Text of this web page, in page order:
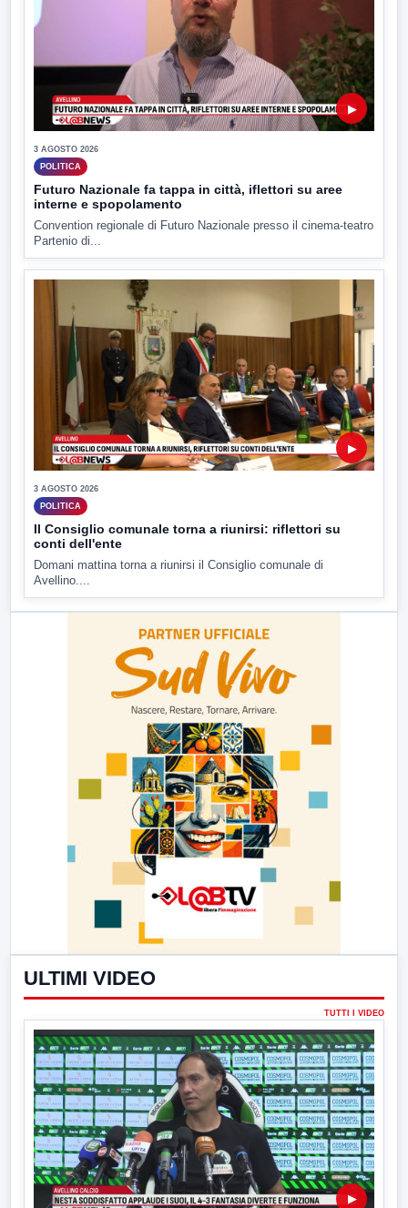
▶
3 AGOSTO 2026
POLITICA
Futuro Nazionale fa tappa in città, iflettori su aree
interne e spopolamento
Convention regionale di Futuro Nazionale presso il cinema-teatro
Partenio di...
▶
3 AGOSTO 2026
POLITICA
Il Consiglio comunale torna a riunirsi: riflettori su
conti dell'ente
Domani mattina torna a riunirsi il Consiglio comunale di
Avellino....
ULTIMI VIDEO
TUTTI I VIDEO
▶